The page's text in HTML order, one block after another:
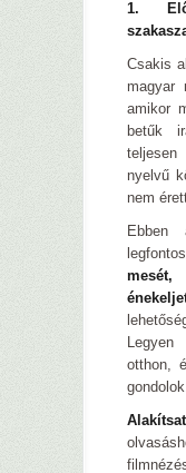
1.
Csakis
magyar
amikor
betűk
nyelvű
nem
Ebben
mesét,
otthon,